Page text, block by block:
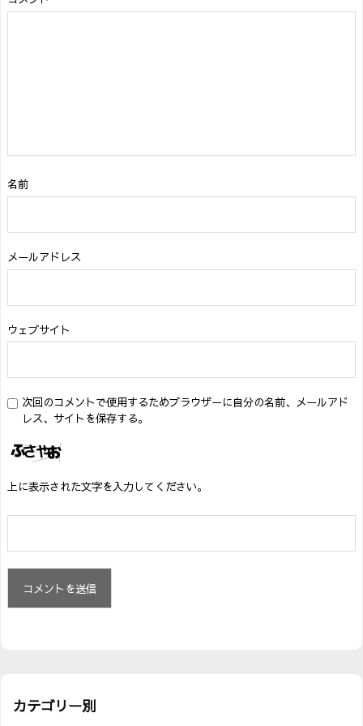
名前
メールアドレス
ウェブサイト
次回のコメントで使用するためブラウザーに自分の名前、メールアド
レス、サイトを保存する。
上に表示された文字を入力してください。
カテゴリー別